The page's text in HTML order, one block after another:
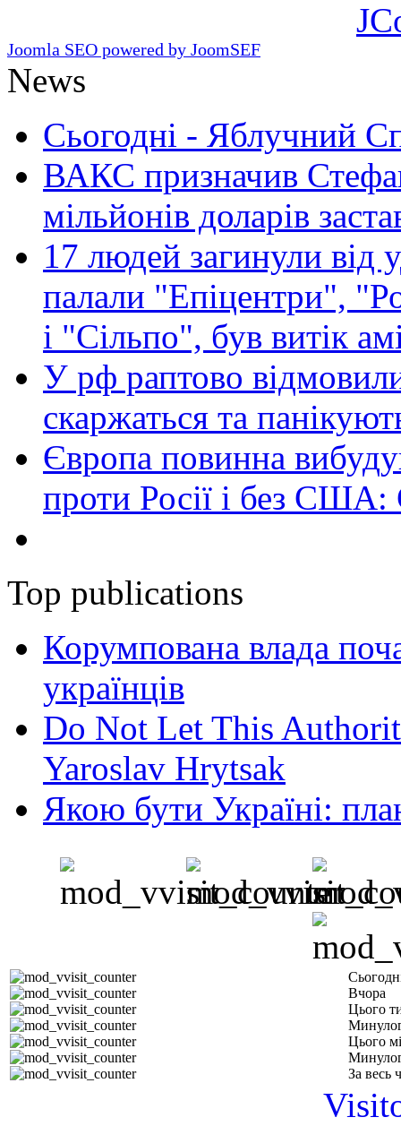
Joomla SEO powered by JoomSEF
News
Сьогодні - Яблучний
ВАКС призначив
мільйонів доларів
17 людей загинули від
палали "Епіцентри",
і "Сільпо", був витік
У рф раптово
скаржаться та
Європа повинна
проти Росії і без США:
Top publications
Корумпована влада
українців
Do Not Let This
Yaroslav Hrytsak
Якою бути Україні:
Вчора
Цього
Цього
За весь